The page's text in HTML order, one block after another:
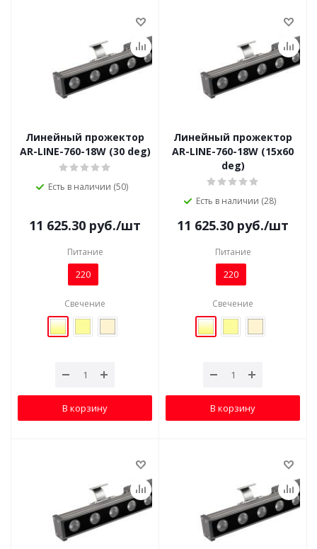
Линейный прожектор
AR-LINE-760-18W (30 deg)
Есть в наличии (50)
11 625.30 руб./шт
Питание
220
Свечение
В корзину
Линейный прожектор
AR-LINE-760-18W (15x60
deg)
Есть в наличии (28)
11 625.30 руб./шт
Питание
220
Свечение
В корзину